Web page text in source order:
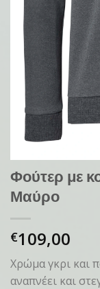
Φούτερ με
Μαύρο
€109,00
Χρώμα γκρι και
αναπνέει και